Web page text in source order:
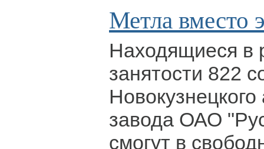
Метла вместо
Находящиеся в
занятости 822
завода ОАО
смогут в